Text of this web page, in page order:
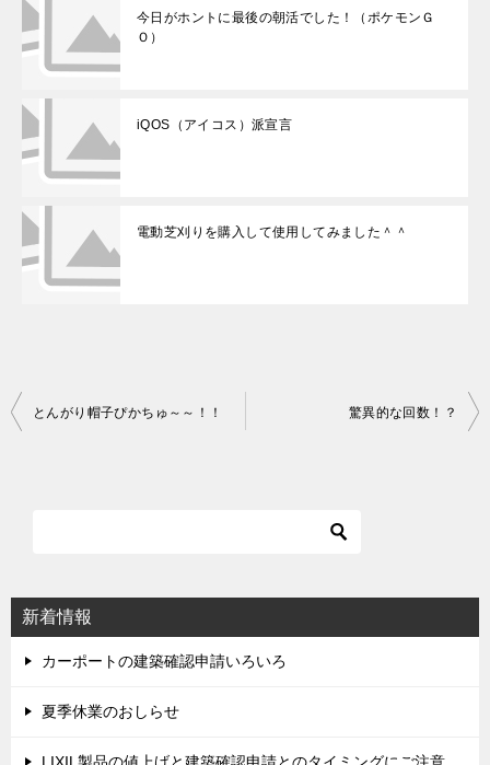
今日がホントに最後の朝活でした！（ポケモンＧ
Ｏ）
iQOS（アイコス）派宣言
電動芝刈りを購入して使用してみました＾＾
シ
ョ
ン
とんがり帽子ぴかちゅ～～！！ 驚異的な回数！？
新着情報
カーポートの建築確認申請いろいろ
夏季休業のおしらせ